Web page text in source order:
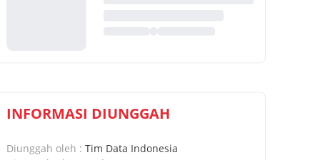
INFORMASI DIUNGGAH
Diunggah oleh : Tim Data Indonesia